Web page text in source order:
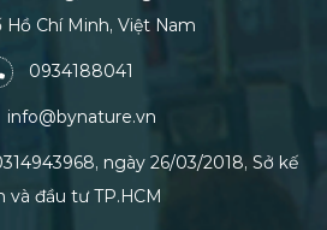
Hồ Chí Minh, Việt Nam
0934188041
info@bynature.vn
ngày 26/03/2018, Sở kế
và đầu tư TP.HCM